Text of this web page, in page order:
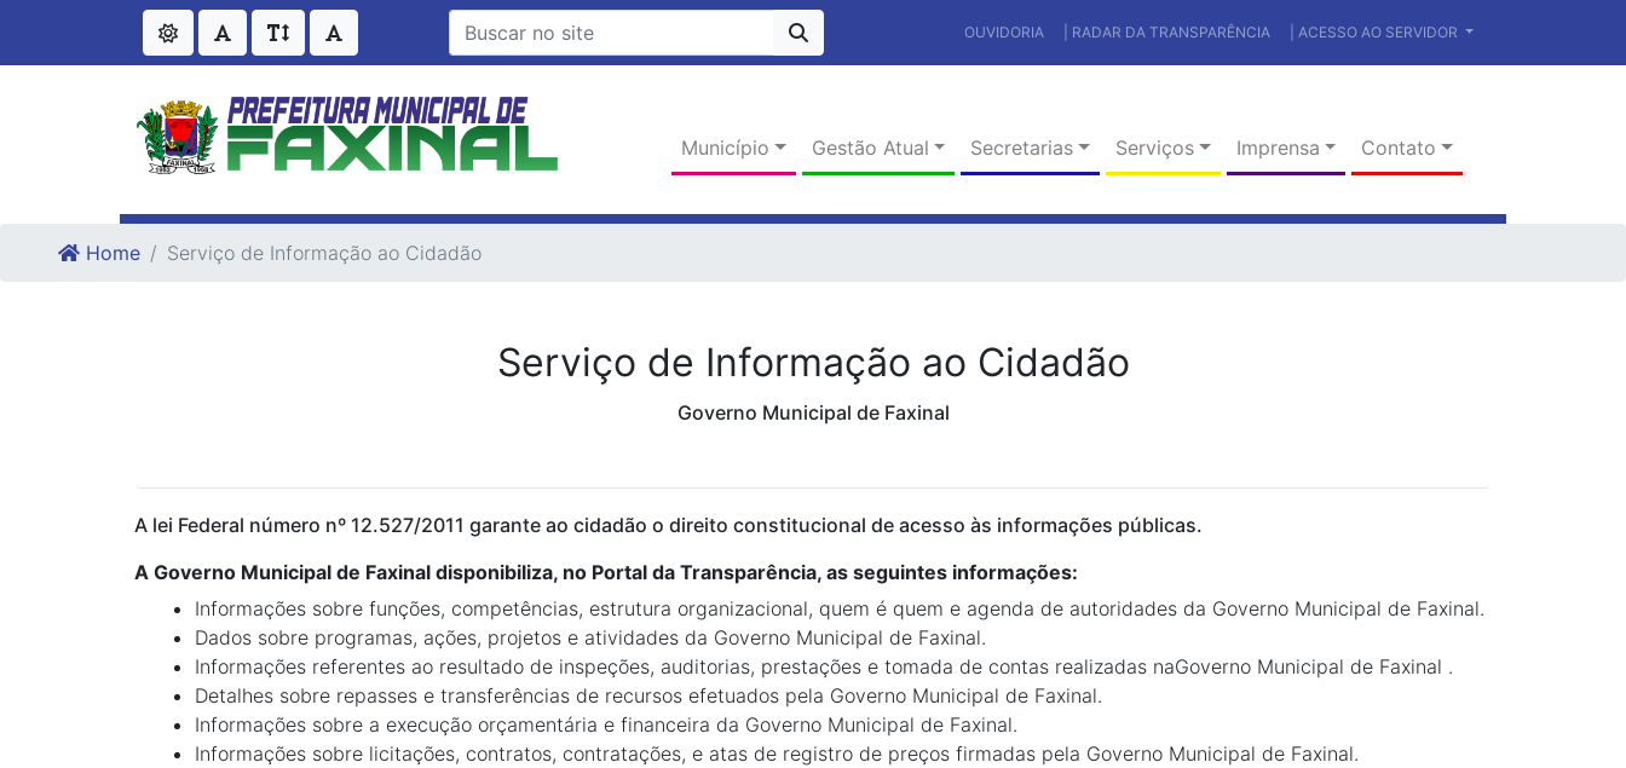
Ir para o conteudo
Ir para o fim do conteudo
OUVIDORIA | RADAR DA TRANSPARÊNCIA | ACESSO AO SERVIDOR
Município Gestão Atual Secretarias Serviços Imprensa Contato
Home Serviço de Informação ao Cidadão
Serviço de Informação ao Cidadão
Governo Municipal de Faxinal
A lei Federal número nº 12.527/2011 garante ao cidadão o direito constitucional de acesso às informações públicas.
A Governo Municipal de Faxinal disponibiliza, no Portal da Transparência, as seguintes informações:
Informações sobre funções, competências, estrutura organizacional, quem é quem e agenda de autoridades da Governo Municipal de Faxinal.
Dados sobre programas, ações, projetos e atividades da Governo Municipal de Faxinal.
Informações referentes ao resultado de inspeções, auditorias, prestações e tomada de contas realizadas naGoverno Municipal de Faxinal .
Detalhes sobre repasses e transferências de recursos efetuados pela Governo Municipal de Faxinal.
Informações sobre a execução orçamentária e financeira da Governo Municipal de Faxinal.
Informações sobre licitações, contratos, contratações, e atas de registro de preços firmadas pela Governo Municipal de Faxinal.